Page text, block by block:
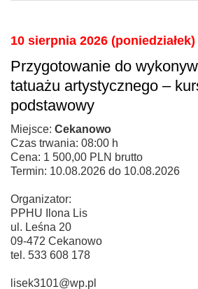
10 sierpnia 2026 (poniedziałek)
Przygotowanie do
tatuażu artystycznego –
podstawowy
Miejsce: Cekanowo
Czas trwania: 08:00 h
Cena: 1 500,00 PLN brutto
Termin: 10.08.2026 do 10.08.2026
Organizator:
PPHU Ilona Lis
ul. Leśna 20
09-472 Cekanowo
tel. 533 608 178
lisek3101@wp.pl